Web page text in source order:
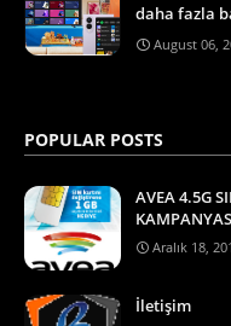
daha fazla
August 06,
POPULAR POSTS
AVEA 4.5G
Aralık 18,
İletişim